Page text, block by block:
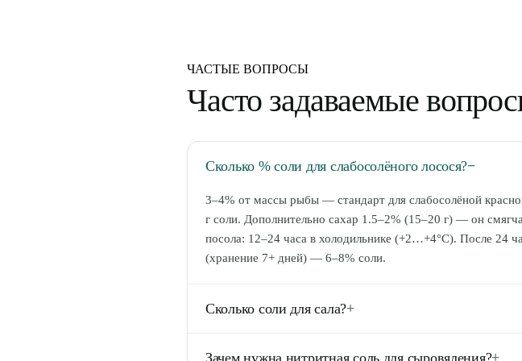
ЧАСТЫЕ ВОПРОСЫ
Часто задаваемые
Сколько % соли для слабосолёного лосося?−
3–4% от массы рыбы — стандарт для слабосолёной
г соли. Дополнительно сахар 1.5–2% (15–20 г) — он
посола: 12–24 часа в холодильнике (+2…+4°C). После 24
(хранение 7+ дней) — 6–8% соли.
Сколько соли для сала?+